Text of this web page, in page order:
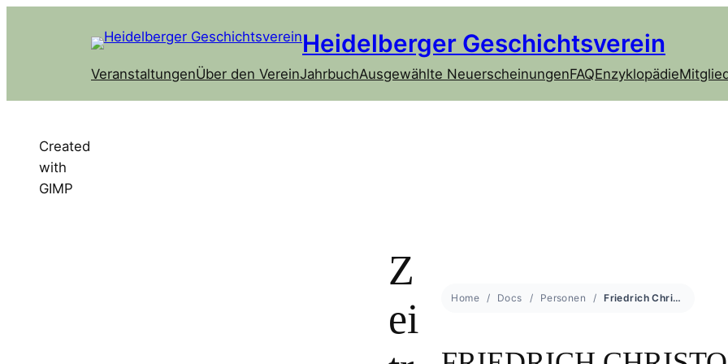
Heidelberger Geschichtsverein
VeranstaltungenÜber den VereinJahrbuchAusgewählte NeuerscheinungenFAQEnzyklopädie
Created
with
GIMP
Z
ei
Home Docs Personen Friedrich Christoph Schlosser